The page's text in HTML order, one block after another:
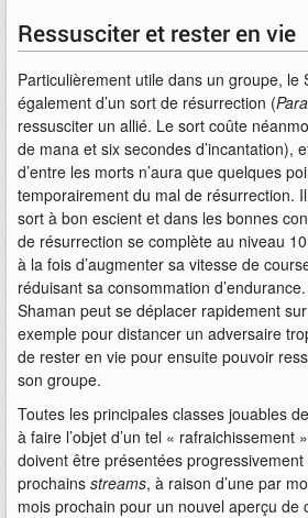
Ressusciter et rester en vie
Particulièrement utile dans un groupe, le
également d’un sort de résurrection (
ressusciter un allié. Le sort coûte
de mana et six secondes d’incantation),
d’entre les morts n’aura que quelques
temporairement du mal de résurrection.
sort à bon escient et dans les bonnes
de résurrection se complète au niveau
à la fois d’augmenter sa vitesse de
réduisant sa consommation
Shaman peut se déplacer rapidement
exemple pour distancer un adversaire
de rester en vie pour ensuite pouvoir
son groupe.
Toutes les principales classes jouables de
à faire l’objet d’un tel « rafraichissement
doivent être présentées
prochains streams, à raison d’une par
mois prochain pour un nouvel aperçu de